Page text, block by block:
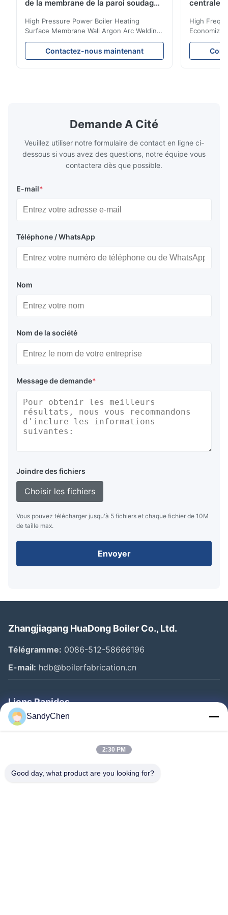
de la membrane de la paroi soudage
biomasse
High Pressure Power Boiler Heating
Surface Membrane Wall Argon Arc Welding
For Biomass Boiler Product Introduction
Water wall panels with pins usually laid
vertically on the inner wall of the furnace
the basic component of boiler water
circulation loop.Because of both cooling
Contactez-nous maintenant
centrale
High
Product
is a
industrial
Demande A Cité
Veuillez utiliser notre formulaire de contact en ligne ci-
dessous si vous avez des questions, notre équipe vous
contactera dès que possible.
E-mail*
Téléphone / WhatsApp
Nom
Nom de la société
Message de demande*
Joindre des fichiers
Choisir les fichiers
Vous pouvez télécharger jusqu'à 5 fichiers et chaque fichier de 10M
de taille max.
Envoyer
Zhangjiagang HuaDong Boiler Co., Ltd.
Télégramme: 0086-512-58666196
E-mail: hdb@boilerfabrication.cn
Liens Rapides
Maison
Au Sujet De Nous
SandyChen
2:30 PM
Good day, what product are you looking for?